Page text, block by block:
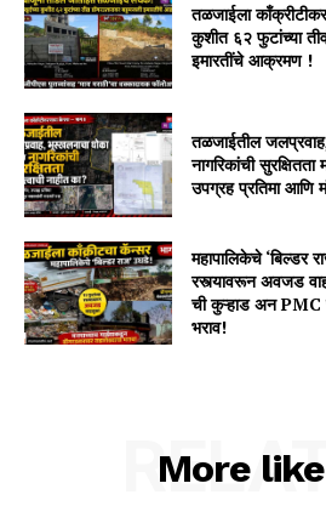
तळजाईला
कुशीत ६२ फुटांच्या
इमारतींचे आक्रमण !
तळजाईतील
नागरिकांची
उपग्रह प्रतिमा आणि
महापालिकेचे ‘बिल्डर
रस्त्यावरून अवजड
ची कुऱ्हाड अन PMC
भराव!
More